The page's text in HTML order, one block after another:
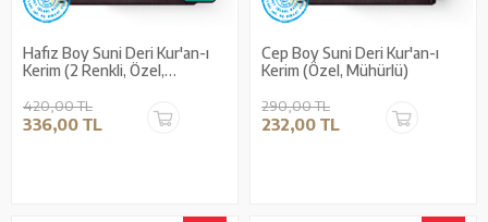
Hafız Boy Suni Deri Kur'an-ı
Kerim (2 Renkli, Özel,
420,00 TL
336,00 TL
Cep Boy Suni Deri Kur'an-ı
Kerim (Özel, Mühürlü)
290,00 TL
232,00 TL